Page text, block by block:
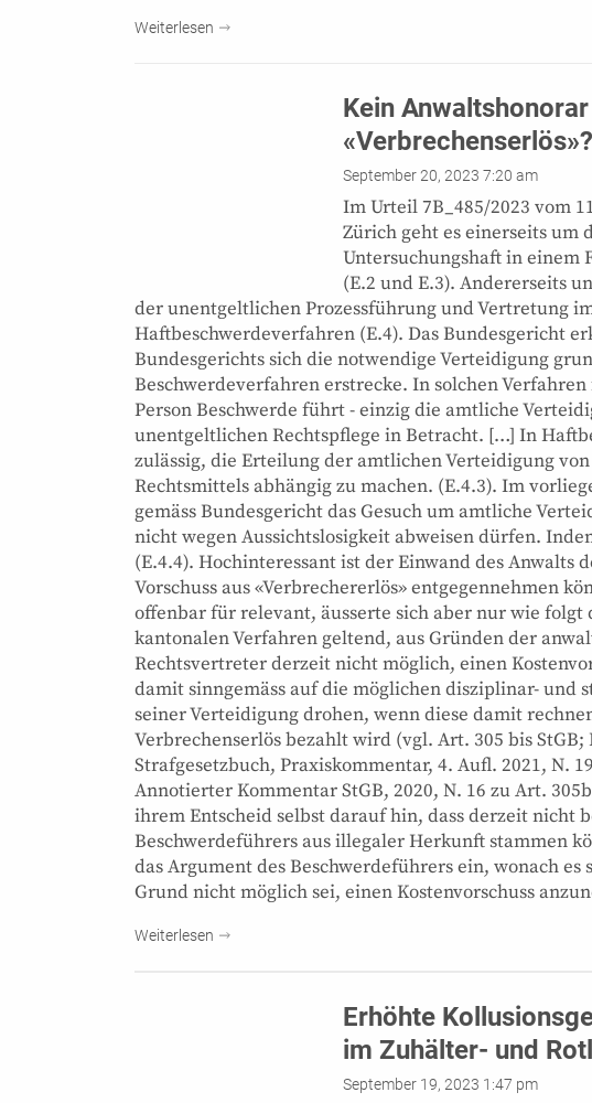
Weiterlesen
Kein
«Verbrechenserlös»?
September 20, 2023 7:20 am
Im Urteil 7B_485/2023 vom
Zürich geht es einerseits um
Untersuchungshaft in einem
(E.2 und E.3). Andererseits
der unentgeltlichen Prozessführung und Vertretung
Haftbeschwerdeverfahren (E.4). Das Bundesgericht
Bundesgerichts sich die notwendige Verteidigung
Beschwerdeverfahren erstrecke. In solchen
Person Beschwerde führt - einzig die amtliche
unentgeltlichen Rechtspflege in Betracht. […] In
zulässig, die Erteilung der amtlichen Verteidigung
Rechtsmittels abhängig zu machen. (E.4.3). Im
gemäss Bundesgericht das Gesuch um amtliche
nicht wegen Aussichtslosigkeit abweisen dürfen.
(E.4.4). Hochinteressant ist der Einwand des Anwalts
Vorschuss aus «Verbrechererlös» entgegennehmen
offenbar für relevant, äusserte sich aber nur wie
kantonalen Verfahren geltend, aus Gründen der
Rechtsvertreter derzeit nicht möglich, einen
damit sinngemäss auf die möglichen disziplinar- und
seiner Verteidigung drohen, wenn diese damit
Verbrechenserlös bezahlt wird (vgl. Art. 305 bis StGB;
Strafgesetzbuch, Praxiskommentar, 4. Aufl. 2021, N.
Annotierter Kommentar StGB, 2020, N. 16 zu Art.
ihrem Entscheid selbst darauf hin, dass derzeit nicht
Beschwerdeführers aus illegaler Herkunft stammen
das Argument des Beschwerdeführers ein, wonach
Grund nicht möglich sei, einen Kostenvorschuss
Weiterlesen
Erhöhte
im Zuhälter- und
September 19, 2023 1:47 pm